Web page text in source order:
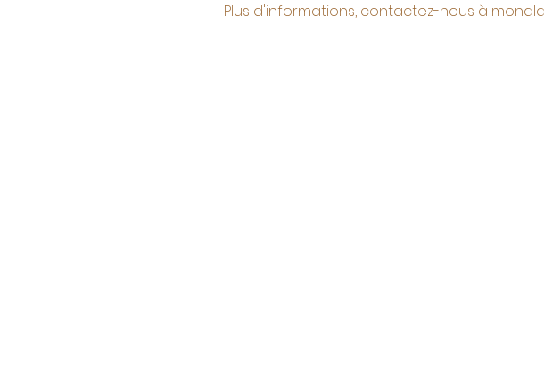
Plus d'informations, contactez-nous à